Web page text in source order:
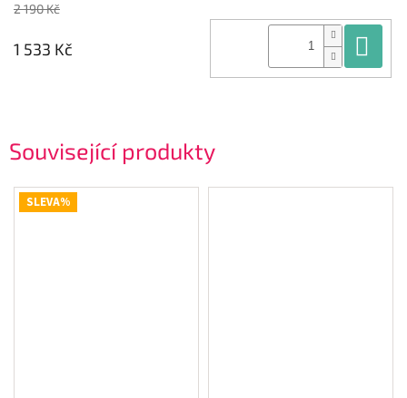
Související produkty
SLEVA%
2 190 Kč
1 533 Kč